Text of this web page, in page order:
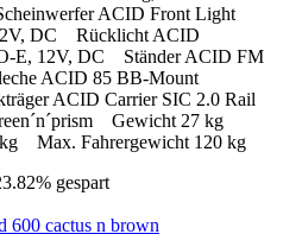
ACID Front Light
DC Rücklicht ACID
E, 12V, DC Ständer ACID FM
ACID 85 BB-Mount
ACID Carrier SIC 2.0 Rail
Gewicht 27 kg
Max. Fahrergewicht 120 kg
gespart